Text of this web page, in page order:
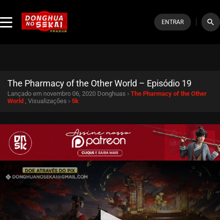
ENTRAR search
The Pharmacy of the Other World – Episódio 19
Lançado em novembro 06, 2020 Donghuas › The Pharmacy of the Other
World
, Visualizações › 5k